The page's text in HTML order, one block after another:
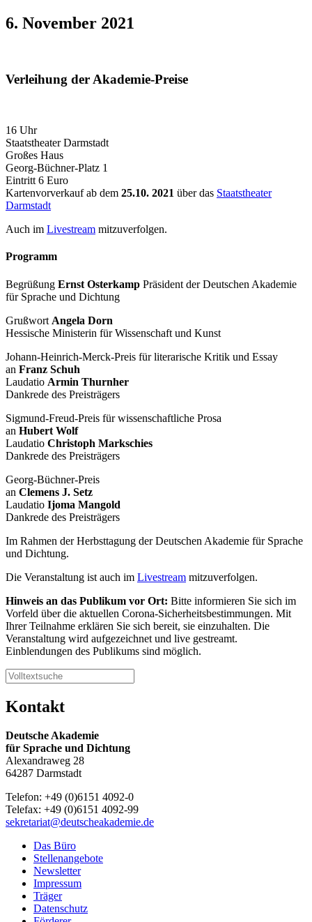
6. November 2021
Verleihung der Akademie-Preise
16 Uhr
Staatstheater Darmstadt
Großes Haus
Georg-Büchner-Platz 1
Eintritt 6 Euro
Kartenvorverkauf ab dem 25.10. 2021 über das Staatstheater
Darmstadt
Auch im Livestream mitzuverfolgen.
Programm
Begrüßung Ernst Osterkamp Präsident der Deutschen Akademie
für Sprache und Dichtung
Grußwort Angela Dorn
Hessische Ministerin für Wissenschaft und Kunst
Johann-Heinrich-Merck-Preis für literarische Kritik und Essay
an Franz Schuh
Laudatio Armin Thurnher
Dankrede des Preisträgers
Sigmund-Freud-Preis für wissenschaftliche Prosa
an Hubert Wolf
Laudatio Christoph Markschies
Dankrede des Preisträgers
Georg-Büchner-Preis
an Clemens J. Setz
Laudatio Ijoma Mangold
Dankrede des Preisträgers
Im Rahmen der Herbsttagung der Deutschen Akademie für Sprache
und Dichtung.
Die Veranstaltung ist auch im Livestream mitzuverfolgen.
Hinweis an das Publikum vor Ort: Bitte informieren Sie sich im
Vorfeld über die aktuellen Corona-Sicherheitsbestimmungen. Mit
Ihrer Teilnahme erklären Sie sich bereit, sie einzuhalten. Die
Veranstaltung wird aufgezeichnet und live gestreamt.
Einblendungen des Publikums sind möglich.
Kontakt
Deutsche Akademie
für Sprache und Dichtung
Alexandraweg 28
64287 Darmstadt
Telefon: +49 (0)6151 4092-0
Telefax: +49 (0)6151 4092-99
sekretariat@deutscheakademie.de
Das Büro
Stellenangebote
Newsletter
Impressum
Träger
Datenschutz